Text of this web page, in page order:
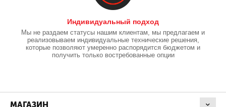
Индивидуальный подход
Мы не раздаем статусы нашим клиентам, мы предлагаем и
реализовываем индивидуальные технические решения,
которые позволяют умеренно распорядится бюджетом и
получить только востребованные опции
МАГАЗИН